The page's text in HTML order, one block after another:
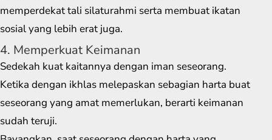
memperdekat tali silaturahmi serta membuat ikatan
sosial yang lebih erat juga.
4. Memperkuat Keimanan
Sedekah kuat kaitannya dengan iman seseorang.
Ketika dengan ikhlas melepaskan sebagian harta buat
seseorang yang amat memerlukan, berarti keimanan
sudah teruji.